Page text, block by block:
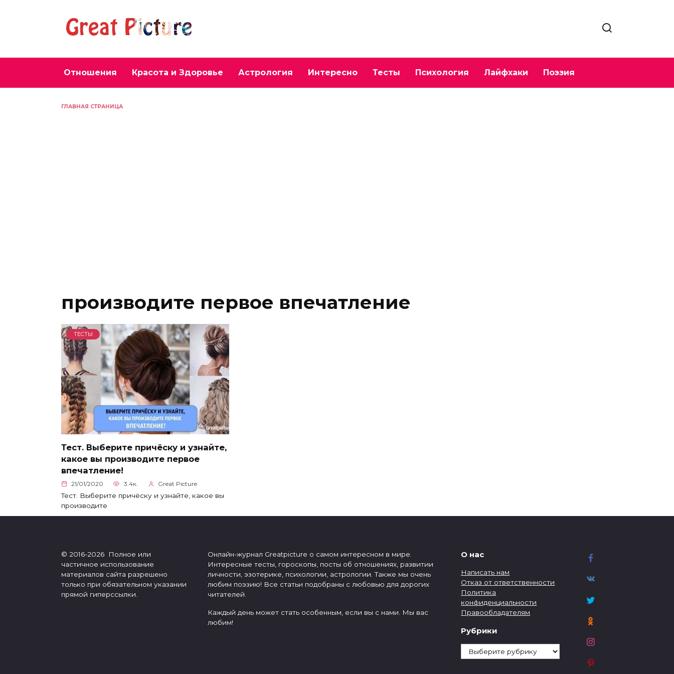
Отношения Красота и Здоровье Астрология Интересно Тесты Психология Лайфхаки Поэзия
ГЛАВНАЯ СТРАНИЦА
производите первое впечатление
ТЕСТЫ
Тест. Выберите причёску и узнайте,
какое вы производите первое
впечатление!
21/01/2020 3.4к. Great Picture
Тест. Выберите причёску и узнайте, какое вы
производите
© 2016-2026 Полное или
частичное использование
материалов сайта разрешено
только при обязательном указании
прямой гиперссылки.
Онлайн-журнал Greatpicture о самом интересном в мире.
Интересные тесты, гороскопы, посты об отношениях, развитии
личности, эзотерике, психологии, астрологии. Также мы очень
любим поэзию! Все статьи подобраны с любовью для дорогих
читателей.
Каждый день может стать особенным, если вы с нами. Мы вас
любим!
О нас
Написать нам
Отказ от ответственности
Политика
конфиденциальности
Правообладателям
Рубрики
Рубрики